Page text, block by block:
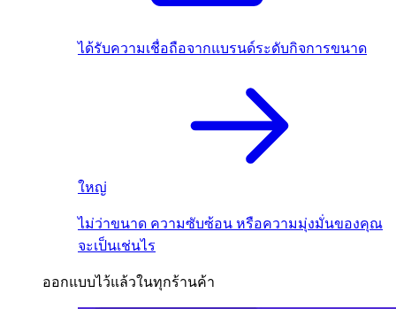
ได้รับความเชื่อถือจากแบรนด์ระดับกิจการขนาด
ใหญ่
ไม่ว่าขนาด ความซับซ้อน หรือความมุ่งมั่นของคุณ
จะเป็นเช่นไร
ออกแบบไว้แล้วในทุกร้านค้า